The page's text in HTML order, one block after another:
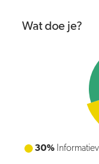
Wat doe je?
30%